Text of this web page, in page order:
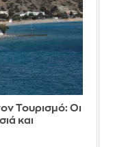
Τουρισμό: Οι
και